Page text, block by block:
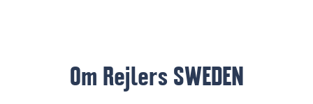
Om Rejlers SWEDEN